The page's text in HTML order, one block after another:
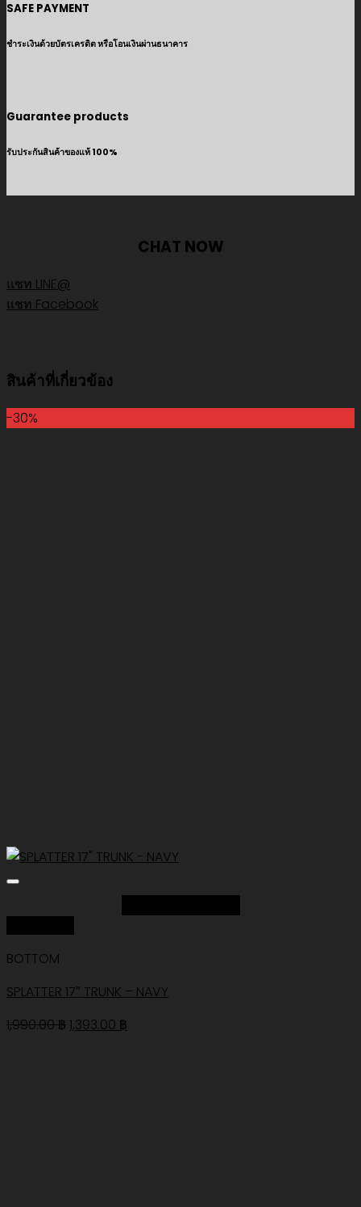
SAFE PAYMENT
ชำระเงินด้วยบัตรเครดิต หรือโอนเงินผ่านธนาคาร
Guarantee products
รับประกันสินค้าของแท้ 100%
CHAT NOW
แชท LINE@
แชท Facebook
สินค้าที่เกี่ยวข้อง
-30%
BOTTOM
SPLATTER 17″ TRUNK – NAVY
1,990.00฿Original
1,393.00 ฿